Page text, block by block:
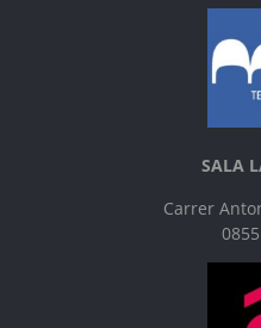
SALA
Carrer